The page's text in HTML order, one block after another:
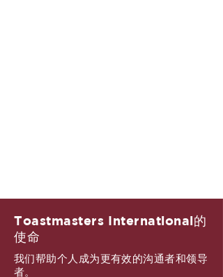
Toastmasters International的
使命
我们帮助个人成为更有效的沟通者和领导
者。